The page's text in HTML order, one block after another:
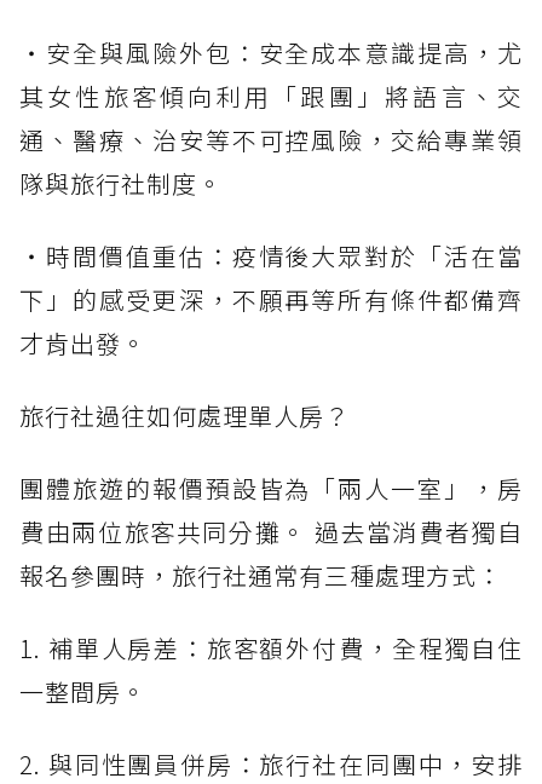
・安全與風險外包：安全成本意識提高，尤
其女性旅客傾向利用「跟團」將語言、交
通、醫療、治安等不可控風險，交給專業領
隊與旅行社制度。
・時間價值重估：疫情後大眾對於「活在當
下」的感受更深，不願再等所有條件都備齊
才肯出發。
旅行社過往如何處理單人房？
團體旅遊的報價預設皆為「兩人一室」，房
費由兩位旅客共同分攤。 過去當消費者獨自
報名參團時，旅行社通常有三種處理方式：
1. 補單人房差：旅客額外付費，全程獨自住
一整間房。
2. 與同性團員併房：旅行社在同團中，安排